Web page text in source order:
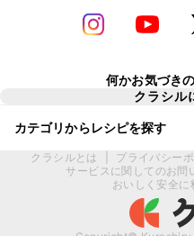
何かお気づき
クラシル
カテゴリからレシピを探す
クラシルとは プライバシー
サービスに関してのお問
おいしく安全に